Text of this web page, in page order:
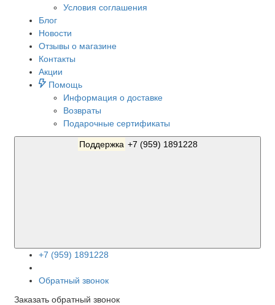
Условия соглашения
Блог
Новости
Отзывы о магазине
Контакты
Акции
Помощь
Информация о доставке
Возвраты
Подарочные сертификаты
Поддержка +7 (959) 1891228
+7 (959) 1891228
Обратный звонок
Заказать обратный звонок